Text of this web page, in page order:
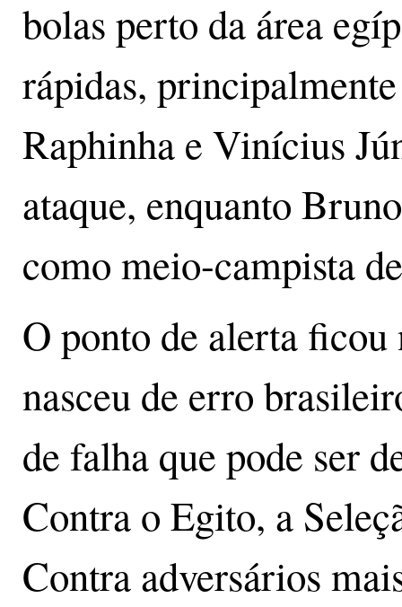
bolas perto da área
rápidas,
Raphinha e Vinícius
ataque, enquanto
como meio-campista
O ponto de alerta
nasceu de erro
de falha que pode ser
Contra o Egito, a
Contra adversários